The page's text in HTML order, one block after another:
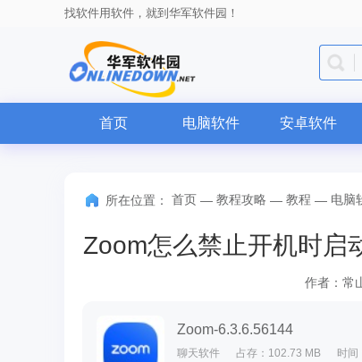
找软件用软件，就到华军软件园！
首页 电脑软件 安卓软件
所在位置： 首页 — 教程攻略 — 教程 — 电脑
Zoom怎么禁止开机时启
作者：常
Zoom-6.3.6.56144
聊天软件 占存：102.73 MB
时间